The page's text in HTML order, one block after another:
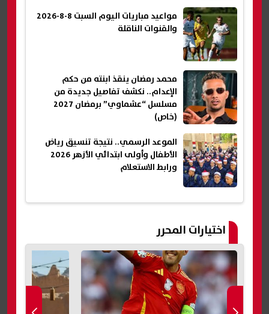
مواعيد مباريات اليوم السبت 8-8-2026
والقنوات الناقلة
محمد رمضان ينقذ ابنته من حكم
الإعدام.. نكشف تفاصيل جديدة من
مسلسل “عشماوي” برمضان 2027
(خاص)
الموعد الرسمي.. نتيجة تنسيق رياض
الأطفال وأولى ابتدائي الأزهر 2026
ورابط الاستعلام
اختيارات المحرر